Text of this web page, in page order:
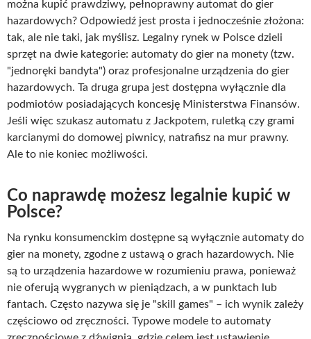
można kupić prawdziwy, pełnoprawny automat do gier
hazardowych? Odpowiedź jest prosta i jednocześnie złożona:
tak, ale nie taki, jak myślisz. Legalny rynek w Polsce dzieli
sprzęt na dwie kategorie: automaty do gier na monety (tzw.
"jednoręki bandyta") oraz profesjonalne urządzenia do gier
hazardowych. Ta druga grupa jest dostępna wyłącznie dla
podmiotów posiadających koncesję Ministerstwa Finansów.
Jeśli więc szukasz automatu z Jackpotem, ruletką czy grami
karcianymi do domowej piwnicy, natrafisz na mur prawny.
Ale to nie koniec możliwości.
Co naprawdę możesz legalnie kupić w
Polsce?
Na rynku konsumenckim dostępne są wyłącznie automaty do
gier na monety, zgodne z ustawą o grach hazardowych. Nie
są to urządzenia hazardowe w rozumieniu prawa, ponieważ
nie oferują wygranych w pieniądzach, a w punktach lub
fantach. Często nazywa się je "skill games" – ich wynik zależy
częściowo od zręczności. Typowe modele to automaty